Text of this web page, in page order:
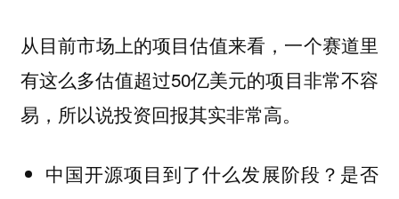
从目前市场上的项目估值来看，一个赛道里
有这么多估值超过50亿美元的项目非常不容
易，所以说投资回报其实非常高。
中国开源项目到了什么发展阶段？是否